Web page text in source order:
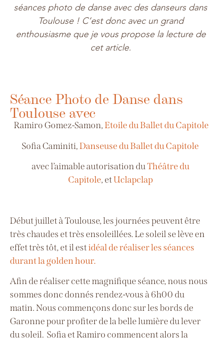
séances photo de danse avec des danseurs dans
Toulouse ! C’est donc avec un grand
enthousiasme que je vous propose la lecture de
cet article.
Séance Photo de Danse dans
Toulouse avec
Ramiro Gomez-Samon,Etoile du Ballet du Capitole
Sofia Caminiti,Danseuse du Ballet du Capitole
avec l’aimable autorisation duThéâtre du
Capitole,etUclapclap
Début juillet à Toulouse, les journées peuvent être
très chaudes et trèsensoleillées. Le soleil se lève en
effet très tôt, et il estidéal de réaliser les séances
durant la golden hour.
Afin de réaliser cette magnifique séance, nous nous
sommes donc donnés rendez-vous à 6h00 du
matin.Nous commençons donc sur les bords de
Garonne pour profiter de la belle lumière du lever
du soleil. Sofia et Ramiro commencent alors la